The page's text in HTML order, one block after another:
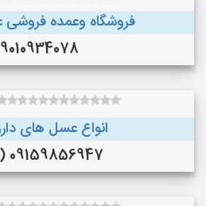
فروشگاه وعمده فروشی
()
انواع عسل های
09159856947 (بجنورد )